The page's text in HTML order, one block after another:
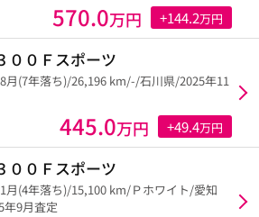
570.0万円 +144.2万円
００Ｆスポーツ
月(7年落ち)/26,196 km/-/石川県/2025年11
445.0万円 +49.4万円
００Ｆスポーツ
月(4年落ち)/15,100 km/Ｐホワイト/愛知
年9月査定